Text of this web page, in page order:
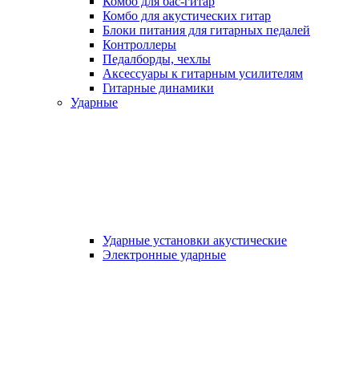
Комбо для акустических гитар
Блоки питания для гитарных педалей
Контроллеры
Педалборды, чехлы
Аксеcсуары к гитарным усилителям
Гитарные динамики
Ударные
Ударные установки акустические
Электронные ударные